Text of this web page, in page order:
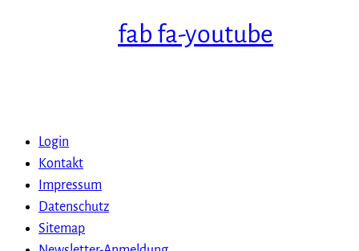
fab fa-youtube
Login
Kontakt
Impressum
Datenschutz
Sitemap